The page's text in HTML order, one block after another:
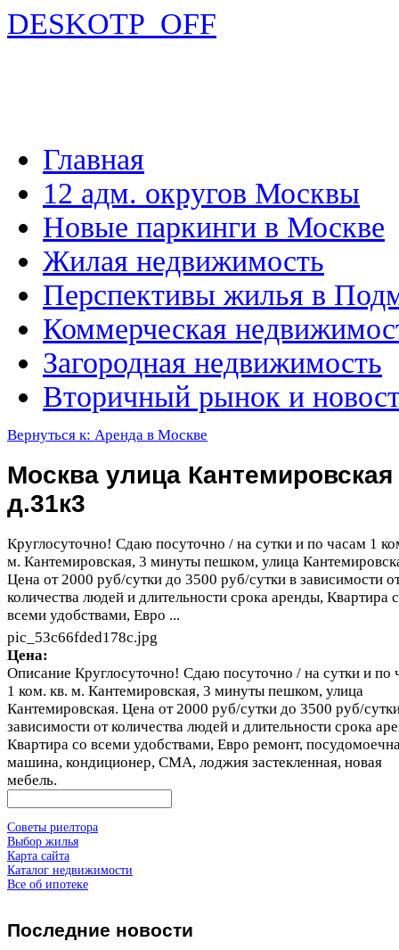
DESKOTP_OFF
Главная
12 адм. округов Москвы
Новые паркинги в Москве
Жилая недвижимость
Перспективы жилья в
Коммерческая
Загородная недвижимость
Вторичный рынок и
Вернуться к: Аренда в Москве
Москва улица Кантемировская
д.31к3
Круглосуточно! Сдаю посуточно / на сутки и по часам 1
м. Кантемировская, 3 минуты пешком, улица
Цена от 2000 руб/сутки до 3500 руб/сутки в зависимости
количества людей и длительности срока аренды, Квартира
всеми удобствами, Евро ...
pic_53c66fded178c.jpg
Цена:
Описание Круглосуточно! Сдаю посуточно / на сутки и по
1 ком. кв. м. Кантемировская, 3 минуты пешком, улица
Кантемировская. Цена от 2000 руб/сутки до 3500 руб/
зависимости от количества людей и длительности срока
Квартира со всеми удобствами, Евро ремонт,
машина, кондиционер, СМА, лоджия застекленная, новая
мебель.
Советы риелтора
Выбор жилья
Карта сайта
Каталог недвижимости
Все об ипотеке
Последние новости